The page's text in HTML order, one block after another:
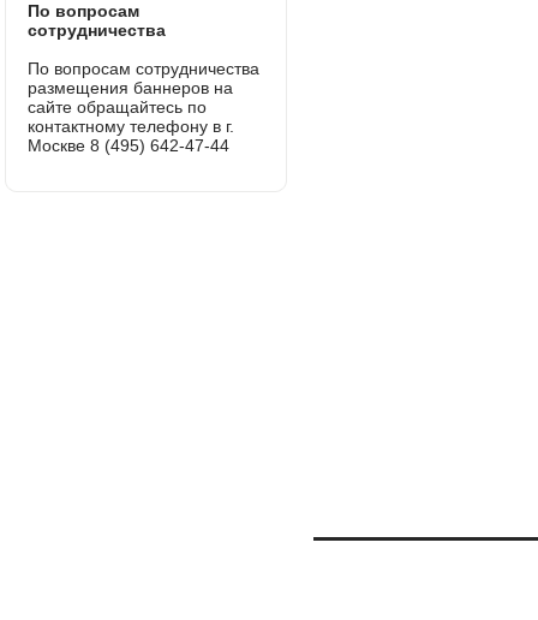
По вопросам
сотрудничества
По вопросам сотрудничества
размещения баннеров на
сайте обращайтесь по
контактному телефону в г.
Москве 8 (495) 642-47-44